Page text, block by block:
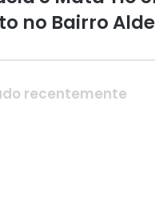
no Bairro
recentemente